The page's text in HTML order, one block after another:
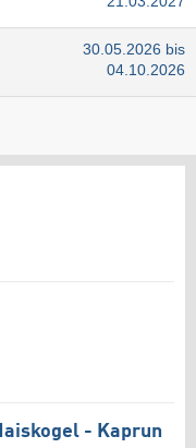
30.05.2026 bis
04.10.2026
- Kaprun